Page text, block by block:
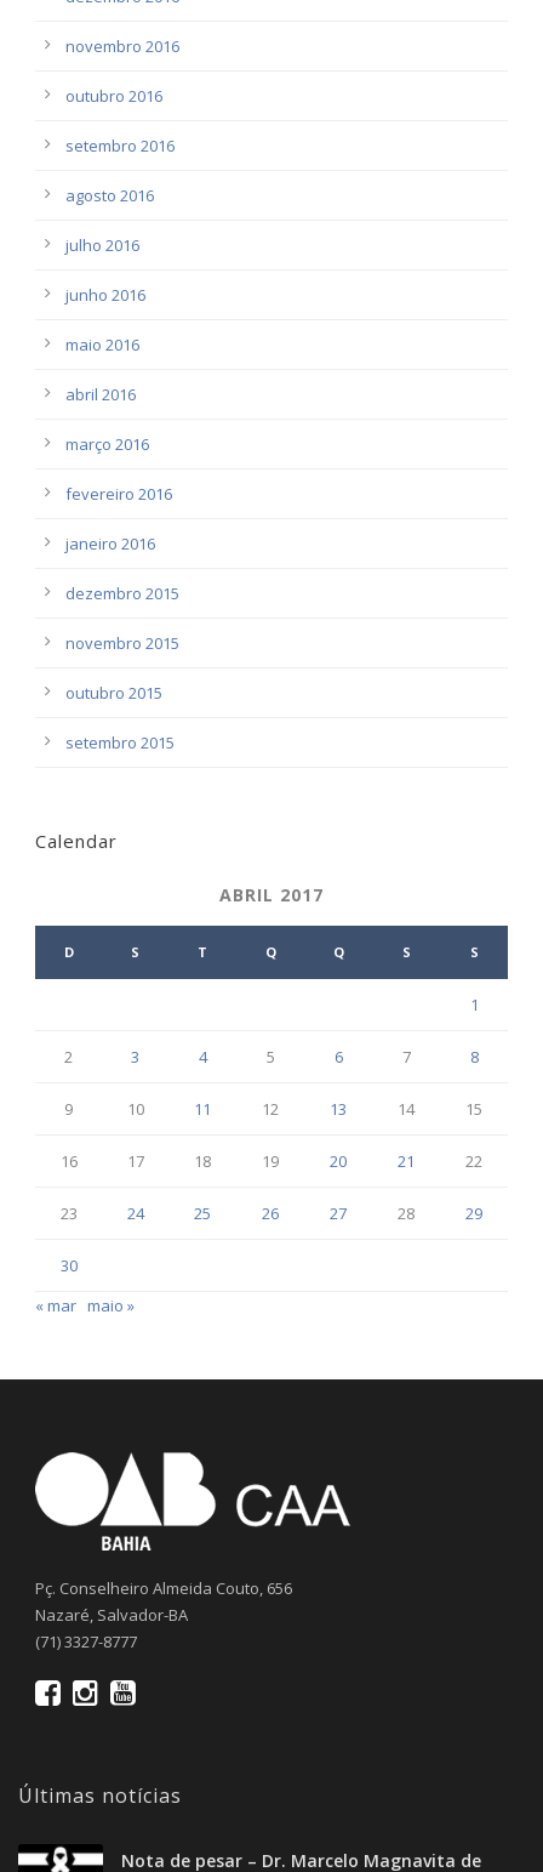
novembro 2016
outubro 2016
setembro 2016
agosto 2016
julho 2016
junho 2016
maio 2016
abril 2016
março 2016
fevereiro 2016
janeiro 2016
dezembro 2015
novembro 2015
outubro 2015
setembro 2015
Calendar
ABRIL 2017
D S T Q Q S S
1
2 3 4 5 6 7 8
9 10 11 12 13 14 15
16 17 18 19 20 21 22
23 24 25 26 27 28 29
30
« mar maio »
Pç. Conselheiro Almeida Couto, 656
Nazaré, Salvador-BA
(71) 3327-8777
Últimas notícias
Nota de pesar – Dr. Marcelo Magnavita de